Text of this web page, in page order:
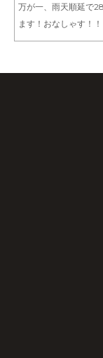
万が一、雨天順延で
ます！おなしゃす！！